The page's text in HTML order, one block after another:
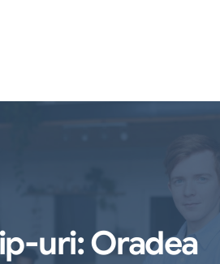
uri: Oradea